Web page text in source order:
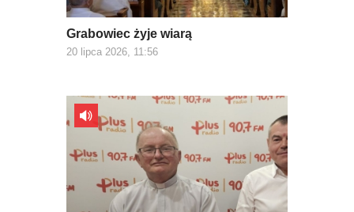
Grabowiec żyje wiarą
20 lipca 2026, 11:56